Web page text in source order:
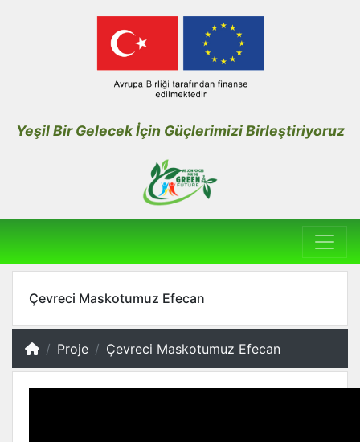
Yeşil Bir Gelecek İçin Güçlerimizi Birleştiriyoruz
Çevreci Maskotumuz Efecan
Proje Çevreci Maskotumuz Efecan